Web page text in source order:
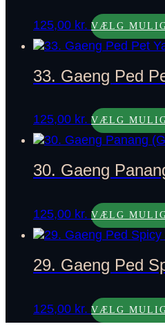
125,00 kr. VÆLG
33. Gaeng Ped
125,00 kr. VÆLG
30. Gaeng
125,00 kr. VÆLG
29. Gaeng Ped
125,00 kr. VÆLG